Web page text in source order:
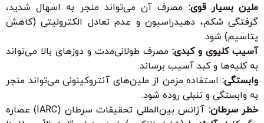
ملین بسیار قوی: مصرف آن می‌تواند منجر به اسهال شدید،
گرفتگی شکم، دهیدراسیون و عدم تعادل الکترولیتی (کاهش
پتاسیم) شود.
آسیب کلیوی و کبدی: مصرف طولانی‌مدت و دوزهای بالا می‌تواند
به کلیه‌ها و کبد آسیب برساند.
وابستگی: استفاده مزمن از ملین‌های آنتروکینونی می‌تواند منجر
به وابستگی و تنبلی روده شود.
خطر سرطان:
آژانس بین‌المللی تحقیقات سرطان (IARC) عصاره